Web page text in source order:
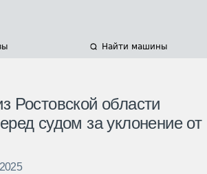
Найти машины
Ростовской области
судом за уклонение от